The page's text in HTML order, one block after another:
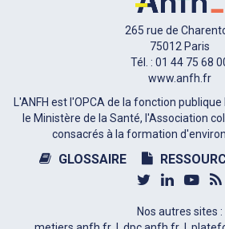
265 rue de
75012 Paris
Tél. : 01 44 75 68
www.anfh.fr
L'ANFH est l'OPCA de la fonction
le Ministère de la Santé, l'Association
consacrés à la formation
GLOSSAIRE
Nos autres sites :